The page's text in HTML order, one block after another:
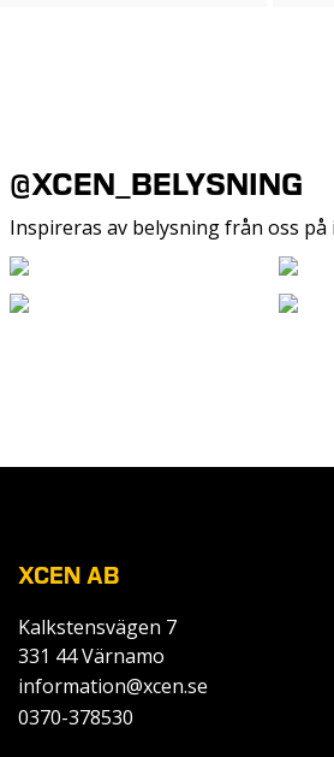
@XCEN_BELYSNING
Inspireras av belysning från oss på
XCEN AB
Kalkstensvägen 7
331 44 Värnamo
information@xcen.se
0370-378530